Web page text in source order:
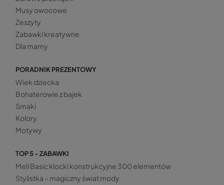
Musy owocowe
Zeszyty
Zabawki kreatywne
Dla mamy
PORADNIK PREZENTOWY
Wiek dziecka
Bohaterowie z bajek
Smaki
Kolory
Motywy
TOP 5 - ZABAWKI
Meli Basic klocki konstrukcyjne 300 elementów
Stylistka – magiczny świat mody